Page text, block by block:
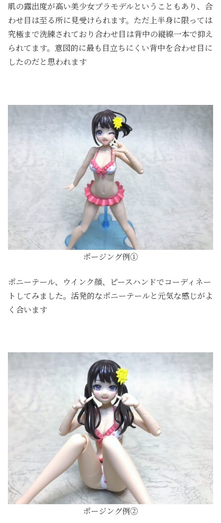
肌の露出度が高い美少女プラモデルということもあり、合
わせ目は至る所に見受けられます。ただ上半身に限っては
究極まで洗練されており合わせ目は背中の縦線一本で抑え
られてます。意図的に最も目立ちにくい背中を合わせ目に
したのだと思われます
ポージング例①
ポニーテール、ウインク顔、ピースハンドでコーディネー
トしてみました。活発的なポニーテールと元気な感じがよ
く合います
ポージング例②